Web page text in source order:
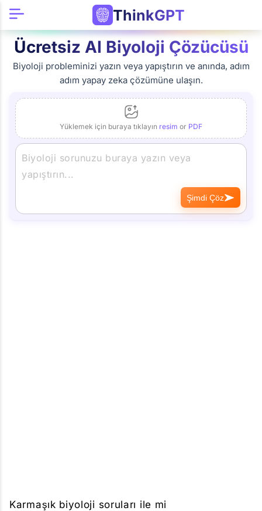
ThinkGPT
Ücretsiz AI Biyoloji Çözücüsü
Biyoloji probleminizi yazın veya yapıştırın ve anında, adım
adım yapay zeka çözümüne ulaşın.
Yüklemek için buraya tıklayın resim or PDF
Şimdi Çöz
Karmaşık biyoloji soruları ile mi